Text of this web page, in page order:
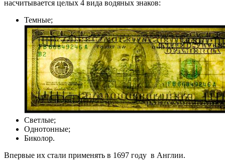
насчитывается целых 4 вида водяных знаков:
Темные;
Светлые;
Однотонные;
Биколор.
Впервые их стали применять в 1697 году в Англии.